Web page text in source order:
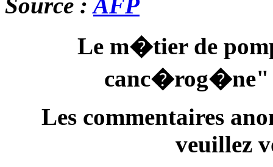
Le m�tier de
canc�rog�ne"
Les commentaires
veuillez